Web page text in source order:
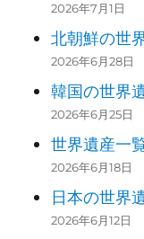
2026年7月1日
北朝鮮の世
2026年6月28日
韓国の世界
2026年6月25日
世界遺産一
2026年6月18日
日本の世界
2026年6月12日